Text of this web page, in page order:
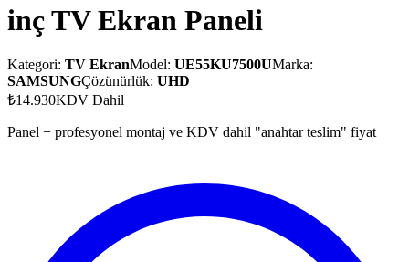
inç TV Ekran Paneli
Kategori: TV EkranModel: UE55KU7500UMarka:
SAMSUNGÇözünürlük: UHD
₺14.930KDV Dahil
Panel + profesyonel montaj ve KDV dahil "anahtar teslim" fiyat